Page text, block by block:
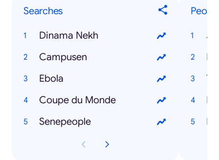
Searches
Dinama Nekh
Campusen
Ebola
Coupe du Monde
Senepeople
Di